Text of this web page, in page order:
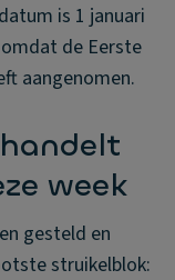
is 1 januari
de Eerste
aangenomen.
week
gesteld en
struikelblok: